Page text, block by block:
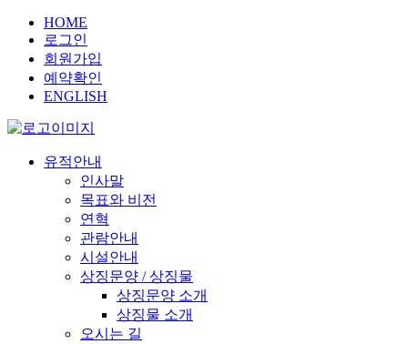
HOME
로그인
회원가입
예약확인
ENGLISH
유적안내
인사말
목표와 비전
연혁
관람안내
시설안내
상징문양 / 상징물
상징문양 소개
상징물 소개
오시는 길